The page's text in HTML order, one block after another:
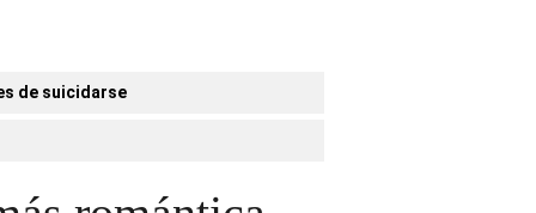
de suicidarse